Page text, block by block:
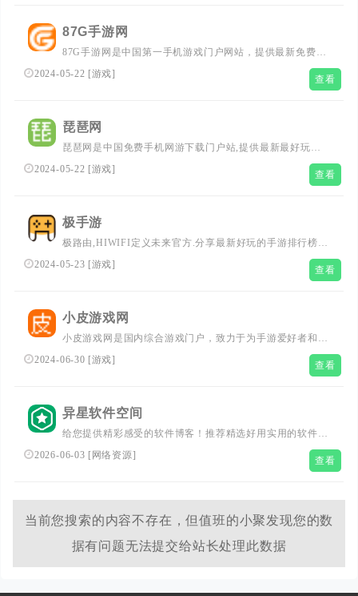
87G手游网
87G手游网是中国第一手机游戏门户网站，提供最新免费安
卓游戏下载，苹果iphone手机游戏下载，手机游戏攻略、游
戏评测等原创内容，还有热门游戏礼包等着你，更多好玩游
2024-05-22 [游戏] 查看
琵琶网
琵琶网是中国免费手机网游下载门户站,提供最新最好玩的
手机网游下载,安卓游戏,苹果iPhone网游,新闻资讯,攻略评
测,新游激活码礼包,手机网游排行,道具商城,及手游论坛交
2024-05-22 [游戏] 查看
极手游
极路由,HIWIFI定义未来官方.分享最新好玩的手游排行榜以
及手游攻略.免费的安卓游戏下载,苹果iphone手机游戏下载,
2024-05-23 [游戏] 查看
小皮游戏网
小皮游戏网是国内综合游戏门户，致力于为手游爱好者和单
机游戏玩家提供热门的手机网游排行、安卓游戏下载、苹果
2024-06-30 [游戏] 查看
异星软件空间
给您提供精彩感受的软件博客！推荐精选好用实用的软件及
资源，且有详细的图文评测介绍。大量绿色、好用软件及资
2026-06-03 [ 网络资源] 查看
当前您搜索的内容不存在，但值班的小聚发现您的数
据有问题无法提交给站长处理此数据